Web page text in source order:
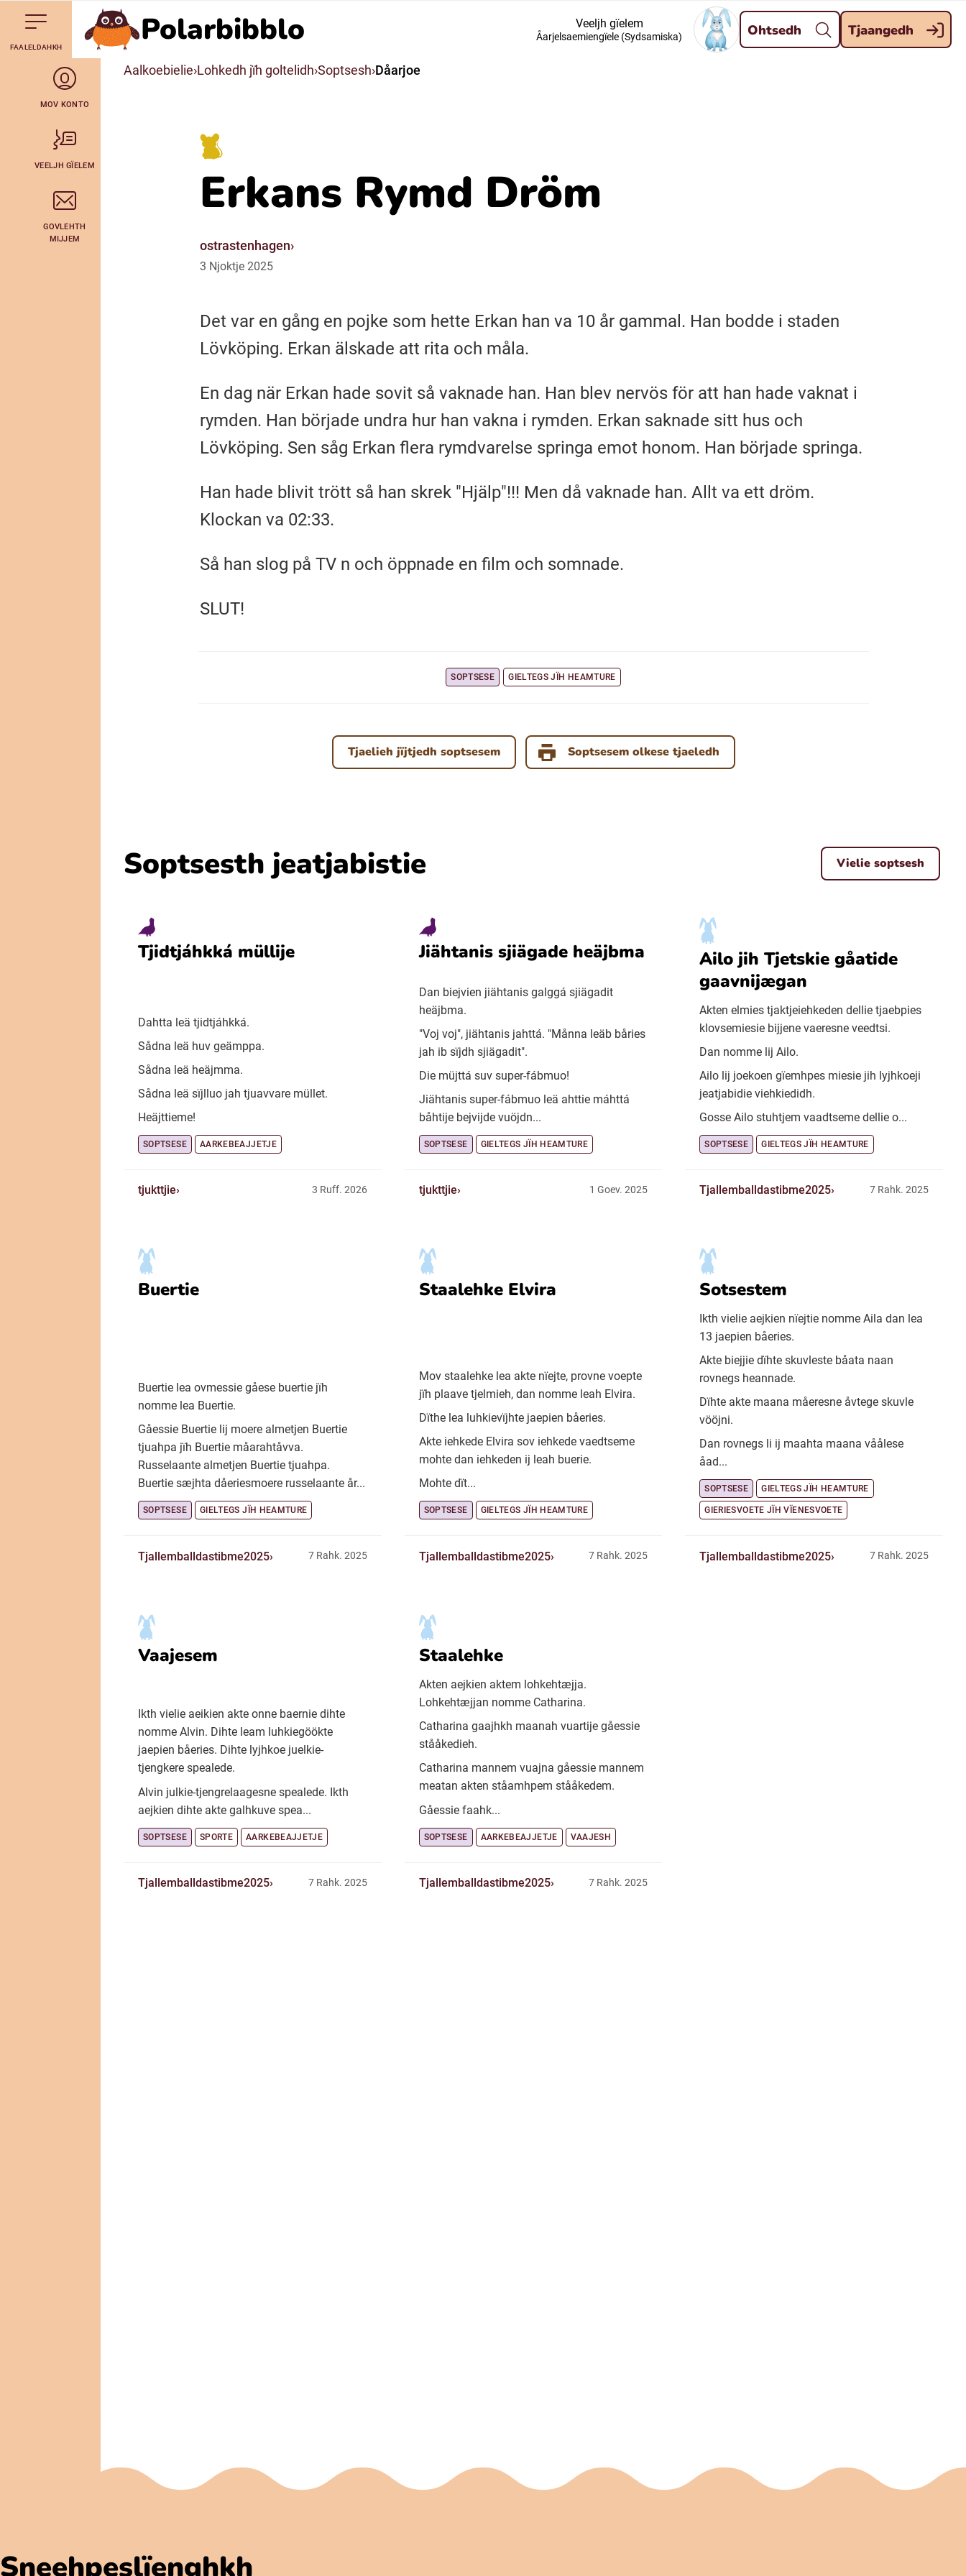
Till navigering av sidans innehåll
Till övergripande innehåll för webbplatsen
Svenska Meänkieli
Bidumsámegiella (Pitesamiska)
Resanderomani (Romska)
Lovari (Romska)
FAALELDAHKH AalkoebealanPolarbibblo Veeljh gïelem
Åarjelsaemiengïele (Sydsamiska) Ohtsedh Tjaangedh
MOV KONTO
VEELJH GÏELEM
GOVLEHTH
MIJJEM
Aalkoebielie Lohkedh jïh goltelidh Soptsesh Dåarjoe
Erkans Rymd Dröm
ostrastenhagen
3 Njoktje 2025
Det var en gång en pojke som hette Erkan han va 10 år gammal. Han bodde i staden
Lövköping. Erkan älskade att rita och måla.
En dag när Erkan hade sovit så vaknade han. Han blev nervös för att han hade vaknat i
rymden. Han började undra hur han vakna i rymden. Erkan saknade sitt hus och
Lövköping. Sen såg Erkan flera rymdvarelse springa emot honom. Han började springa.
Han hade blivit trött så han skrek "Hjälp"!!! Men då vaknade han. Allt va ett dröm.
Klockan va 02:33.
Så han slog på TV n och öppnade en film och somnade.
SLUT!
SOPTSESE GIELTEGS JÏH HEAMTURE
Tjaelieh jïjtjedh soptsesem Soptsesem olkese tjaeledh
Soptsesth jeatjabistie Vielie soptsesh
Tjidtjáhkká müllije
Dahtta leä tjidtjáhkká.
Sådna leä huv geämppa.
Sådna leä heäjmma.
Sådna leä sïjlluo jah tjuavvare müllet.
Heäjttieme!
SOPTSESE AARKEBEAJJETJE
tjukttjie 3 Ruff. 2026
Jiähtanis sjiägade heäjbma
Dan biejvien jiähtanis galggá sjiägadit
heäjbma.
"Voj voj", jiähtanis jahttá. "Månna leäb båries
jah ib sïjdh sjiägadit".
Die müjttá suv super-fábmuo!
Jiähtanis super-fábmuo leä ahttie máhttá
båhtije bejvijde vuöjdn...
SOPTSESE GIELTEGS JÏH HEAMTURE
tjukttjie 1 Goev. 2025
Ailo jih Tjetskie gåatide
gaavnijægan
Akten elmies tjaktjeiehkeden dellie tjaebpies
klovsemiesie bijjene vaeresne veedtsi.
Dan nomme lij Ailo.
Ailo lij joekoen gïemhpes miesie jih lyjhkoeji
jeatjabidie viehkiedidh.
Gosse Ailo stuhtjem vaadtseme dellie o...
SOPTSESE GIELTEGS JÏH HEAMTURE
Tjallemballdastibme2025 7 Rahk. 2025
Buertie
Buertie lea ovmessie gåese buertie jïh
nomme lea Buertie.
Gåessie Buertie lij moere almetjen Buertie
tjuahpa jïh Buertie måarahtåvva.
Russelaante almetjen Buertie tjuahpa.
Buertie sæjhta dåeriesmoere russelaante år...
SOPTSESE GIELTEGS JÏH HEAMTURE
Tjallemballdastibme2025 7 Rahk. 2025
Staalehke Elvira
Mov staalehke lea akte nïejte, provne voepte
jïh plaave tjelmieh, dan nomme leah Elvira.
Dïthe lea luhkievïjhte jaepien båeries.
Akte iehkede Elvira sov iehkede vaedtseme
mohte dan iehkeden ij leah buerie.
Mohte dït...
SOPTSESE GIELTEGS JÏH HEAMTURE
Tjallemballdastibme2025 7 Rahk. 2025
Sotsestem
Ikth vielie aejkien nïejtie nomme Aila dan lea
13 jaepien båeries.
Akte biejjie dïhte skuvleste båata naan
rovnegs heannade.
Dïhte akte maana måeresne åvtege skuvle
vööjni.
Dan rovnegs li ij maahta maana våålese
åad...
SOPTSESE GIELTEGS JÏH HEAMTURE
GIERIESVOETE JÏH VÏENESVOETE
Tjallemballdastibme2025 7 Rahk. 2025
Vaajesem
Ikth vielie aeikien akte onne baernie dihte
nomme Alvin. Dihte leam luhkiegöökte
jaepien båeries. Dihte lyjhkoe juelkie-
tjengkere spealede.
Alvin julkie-tjengrelaagesne spealede. Ikth
aejkien dihte akte galhkuve spea...
SOPTSESE SPORTE AARKEBEAJJETJE
Tjallemballdastibme2025 7 Rahk. 2025
Staalehke
Akten aejkien aktem lohkehtæjja.
Lohkehtæjjan nomme Catharina.
Catharina gaajhkh maanah vuartije gåessie
stååkedieh.
Catharina mannem vuajna gåessie mannem
meatan akten ståamhpem stååkedem.
Gåessie faahk...
SOPTSESE AARKEBEAJJETJE VAAJESH
Tjallemballdastibme2025 7 Rahk. 2025
Sneehpeslïenghkh